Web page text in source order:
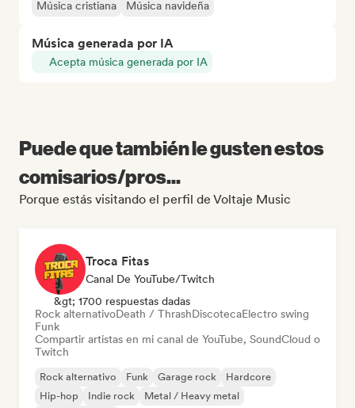
Música cristiana Música navideña
Música generada por IA
Acepta música generada por IA
Puede que también le gusten estos
comisarios/pros...
Porque estás visitando el perfil de Voltaje Music
Troca Fitas
Canal De YouTube/Twitch
&gt; 1700 respuestas dadas
Rock alternativoDeath / ThrashDiscotecaElectro swing
Funk
Compartir artistas en mi canal de YouTube, SoundCloud o
Twitch
Rock alternativo Funk Garage rock
Hardcore
Hip-hop
Indie rock
Metal / Heavy metal